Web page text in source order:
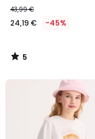
43,99 €
24,19 € -45%
5
/